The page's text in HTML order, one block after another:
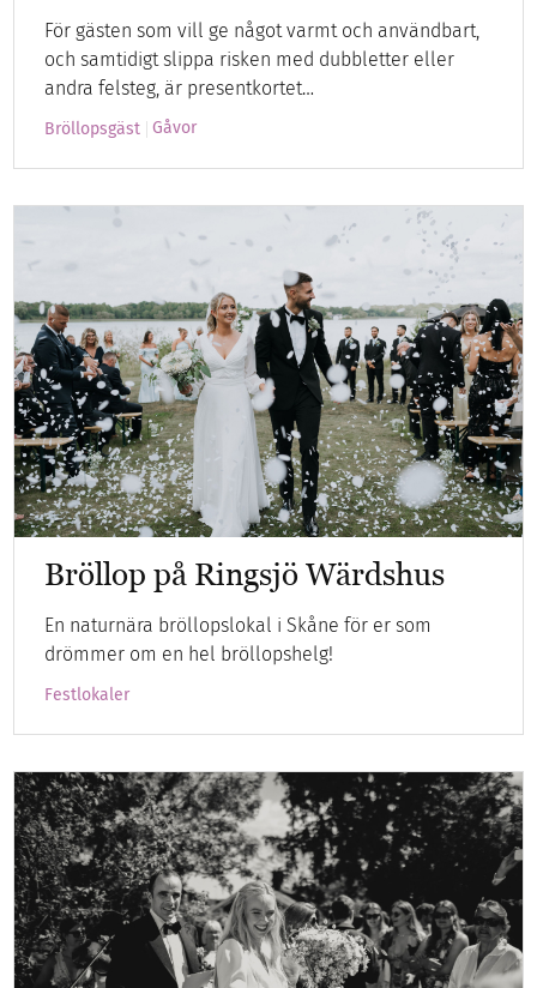
För gästen som vill ge något varmt och användbart,
och samtidigt slippa risken med dubbletter eller
andra felsteg, är presentkortet…
Bröllopsgäst Gåvor
Bröllop på Ringsjö Wärdshus
En naturnära bröllopslokal i Skåne för er som
drömmer om en hel bröllopshelg!
Festlokaler